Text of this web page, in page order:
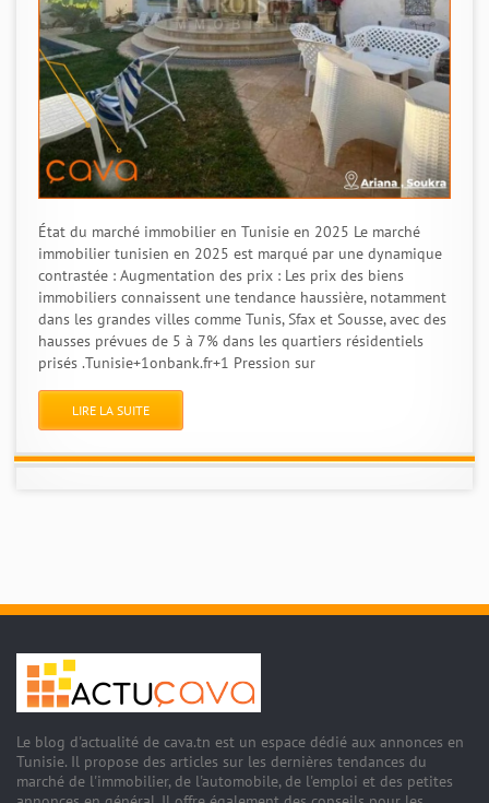
État du marché immobilier en Tunisie en 2025 Le marché
immobilier tunisien en 2025 est marqué par une dynamique
contrastée : Augmentation des prix : Les prix des biens
immobiliers connaissent une tendance haussière, notamment
dans les grandes villes comme Tunis, Sfax et Sousse, avec des
hausses prévues de 5 à 7% dans les quartiers résidentiels
prisés .Tunisie+1onbank.fr+1 Pression sur
LIRE LA SUITE
Le blog d'actualité de cava.tn est un espace dédié aux annonces en
Tunisie. Il propose des articles sur les dernières tendances du
marché de l'immobilier, de l'automobile, de l'emploi et des petites